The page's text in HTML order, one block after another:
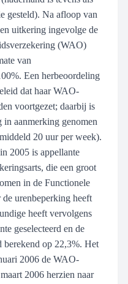
gesteld). Na afloop van
uitkering ingevolge de
(WAO)
van
Een herbeoordeling
dat haar WAO-
voortgezet; daarbij is
in aanmerking genomen
20 uur per week).
2005 is appellante
die een groot
in de Functionele
urenbeperking heeft
heeft vervolgens
geselecteerd en de
berekend op 22,3%. Het
2006 de WAO-
2006 herzien naar